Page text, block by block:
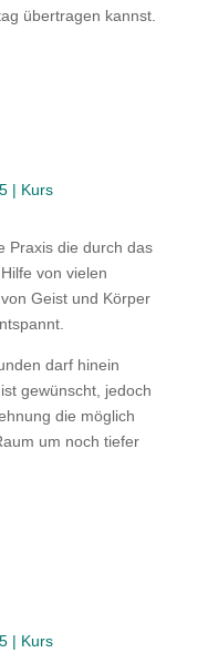
übertragen kannst.
| Kurs
Praxis die durch das
von vielen
Geist und Körper
darf hinein
gewünscht, jedoch
die möglich
um noch tiefer
| Kurs